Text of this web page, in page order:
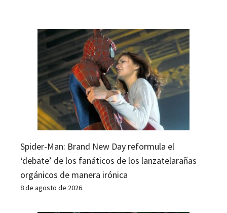
Spider-Man: Brand New Day reformula el
‘debate’ de los fanáticos de los lanzatelarañas
orgánicos de manera irónica
8 de agosto de 2026